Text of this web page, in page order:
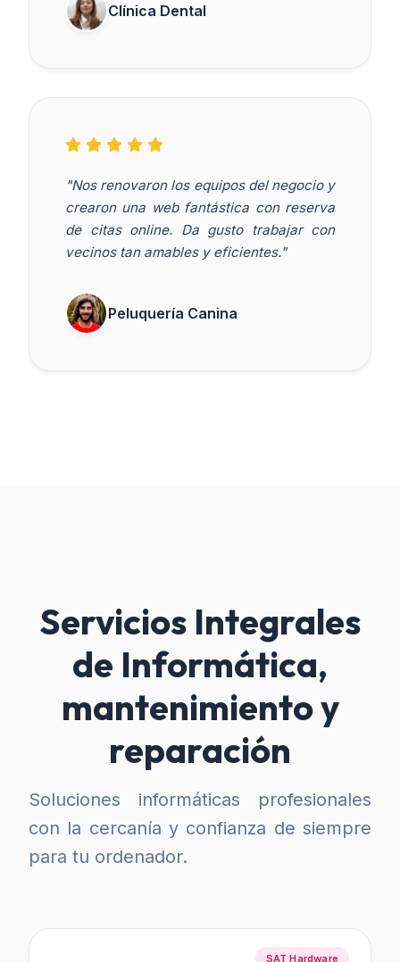
Clínica Dental
"Nos renovaron los equipos del negocio y
crearon una web fantástica con reserva
de citas online. Da gusto trabajar con
vecinos tan amables y eficientes."
Peluquería Canina
Servicios Integrales
de Informática,
mantenimiento y
reparación
Soluciones informáticas profesionales
con la cercanía y confianza de siempre
para tu ordenador.
SAT Hardware